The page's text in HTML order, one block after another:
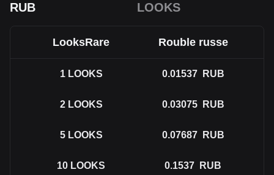
RUB
LOOKS
LooksRare Rouble russe
1 LOOKS 0.01537 RUB
2 LOOKS 0.03075 RUB
5 LOOKS 0.07687 RUB
10 LOOKS 0.1537 RUB